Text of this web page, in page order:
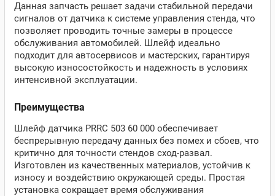
Данная запчасть решает задачи стабильной передачи
сигналов от датчика к системе управления стенда, что
позволяет проводить точные замеры в процессе
обслуживания автомобилей. Шлейф идеально
подходит для автосервисов и мастерских, гарантируя
высокую износостойкость и надежность в условиях
интенсивной эксплуатации.
Преимущества
Шлейф датчика PRRC 503 60 000 обеспечивает
беспрерывную передачу данных без помех и сбоев, что
критично для точности стендов сход-развал.
Изготовлен из качественных материалов, устойчив к
износу и воздействию окружающей среды. Простая
установка сокращает время обслуживания